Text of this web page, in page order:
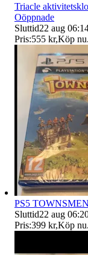
Triacle
Oöppnade
Sluttid22 aug
Pris:555 kr,Köp nu.
PS5
Sluttid22 aug
Pris:399 kr,Köp nu.